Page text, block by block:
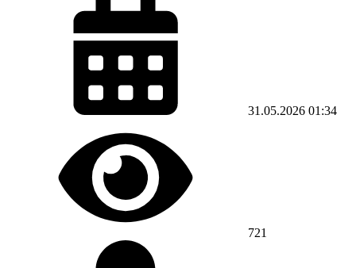
31.05.2026 01:34
721